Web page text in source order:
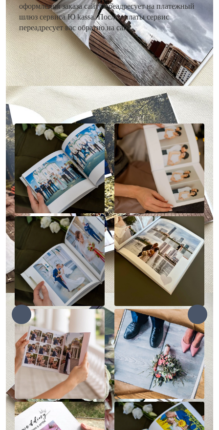
оформления заказа сайт переадресует на платежный
шлюз сервиса Ю kassa. После оплаты сервис
переадресует вас обратно на сайт.
Наше портфолио